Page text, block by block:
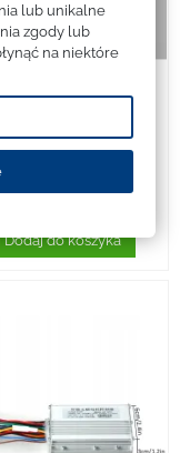
i Sterowniki
Sterownik do Kugoo M4
129,00 zł
Dodaj do koszyka
lub unikalne
zgody lub
na niektóre